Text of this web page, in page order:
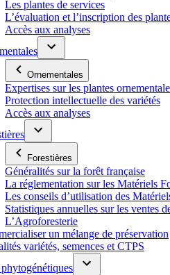
Les plantes de services
L’évaluation et l’inscription des
Accès aux analyses
Ornementales
Expertises sur les plantes
Protection intellectuelle des variétés
Accès aux analyses
Forestières
Généralités sur la forêt française
La réglementation sur les Matériels
Les conseils d’utilisation des
Statistiques annuelles sur les ventes
L’Agroforesterie
un mélange de préservation
variétés, semences et CTPS